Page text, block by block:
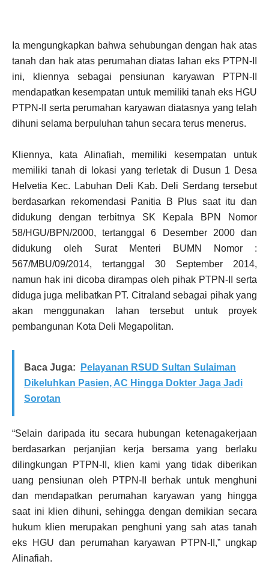
Ia mengungkapkan bahwa sehubungan dengan hak atas
tanah dan hak atas perumahan diatas lahan eks PTPN-II
ini, kliennya sebagai pensiunan karyawan PTPN-II
mendapatkan kesempatan untuk memiliki tanah eks HGU
PTPN-II serta perumahan karyawan diatasnya yang telah
dihuni selama berpuluhan tahun secara terus menerus.
Kliennya, kata Alinafiah, memiliki kesempatan untuk
memiliki tanah di lokasi yang terletak di Dusun 1 Desa
Helvetia Kec. Labuhan Deli Kab. Deli Serdang tersebut
berdasarkan rekomendasi Panitia B Plus saat itu dan
didukung dengan terbitnya SK Kepala BPN Nomor
58/HGU/BPN/2000, tertanggal 6 Desember 2000 dan
didukung oleh Surat Menteri BUMN Nomor :
567/MBU/09/2014, tertanggal 30 September 2014,
namun hak ini dicoba dirampas oleh pihak PTPN-II serta
diduga juga melibatkan PT. Citraland sebagai pihak yang
akan menggunakan lahan tersebut untuk proyek
pembangunan Kota Deli Megapolitan.
Baca Juga:
Pelayanan RSUD Sultan Sulaiman
Dikeluhkan Pasien, AC Hingga Dokter Jaga Jadi
Sorotan
“Selain daripada itu secara hubungan ketenagakerjaan
berdasarkan perjanjian kerja bersama yang berlaku
dilingkungan PTPN-II, klien kami yang tidak diberikan
uang pensiunan oleh PTPN-II berhak untuk menghuni
dan mendapatkan perumahan karyawan yang hingga
saat ini klien dihuni, sehingga dengan demikian secara
hukum klien merupakan penghuni yang sah atas tanah
eks HGU dan perumahan karyawan PTPN-II,” ungkap
Alinafiah.